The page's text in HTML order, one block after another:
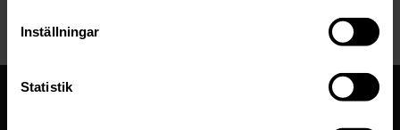
Inställningar
Statistik
website to be suspended.